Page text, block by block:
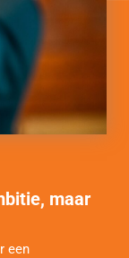
maar
een